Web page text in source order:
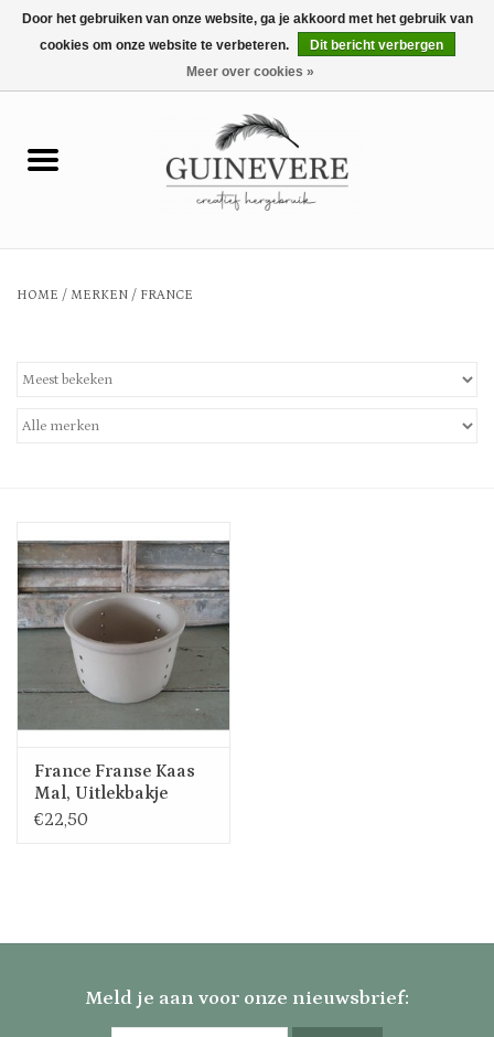
0 Artikelen - €0,00
Meubels
Tuin en buiten
Keuken
Mode
Nieuw
Zomer
Contact
HOME / MERKEN / FRANCE
France Franse Kaas
Mal, Uitlekbakje
€22,50
Meld je aan voor onze nieuwsbrief:
Door het gebruiken van onze website, ga je akkoord met het gebruik van
cookies om onze website te verbeteren.
Dit bericht verbergen
Meer over cookies »